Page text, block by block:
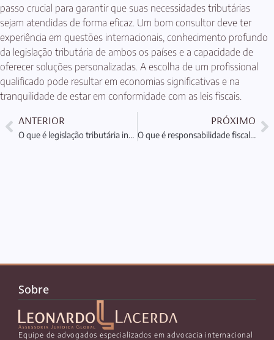
passo crucial para garantir que suas necessidades tributárias
sejam atendidas de forma eficaz. Um bom consultor deve ter
experiência em questões internacionais, conhecimento profundo
da legislação tributária de ambos os países e a capacidade de
oferecer soluções personalizadas. A escolha de um profissional
qualificado pode resultar em economias significativas e na
tranquilidade de estar em conformidade com as leis fiscais.
ANTERIOR
O que é legislação tributária internacional: Entenda Tudo Aqui
PRÓXIMO
O que é responsabilidade fiscal no exterior e suas implicações
Sobre
Equipe de advogados especializados em advocacia internacional